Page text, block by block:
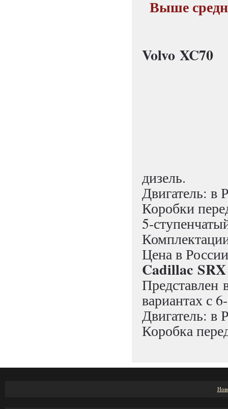
Выше
Volvo XC70
дизель.
Двигатель: в
Коробки
5-
Цена в
Cadillac SRX
Представлен
вариантах с
Двигатель: в
Коробка